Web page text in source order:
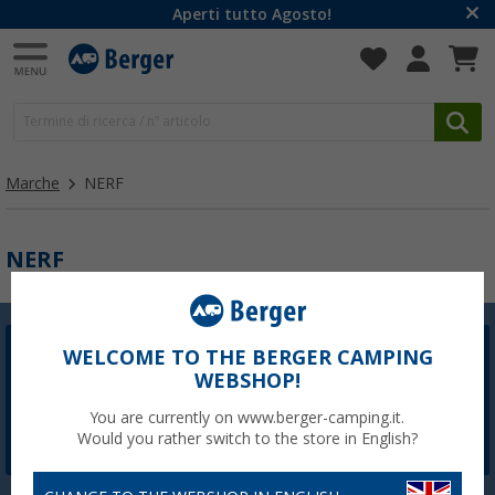
Aperti tutto Agosto!
Marche NERF
NERF
Newsletter Berger
La registrazione alla newsletter non è attualmente
disponibile. Risolveremo il problema il prima possibile.
WELCOME TO THE BERGER CAMPING
WEBSHOP!
You are currently on www.berger-camping.it.
Would you rather switch to the store in English?